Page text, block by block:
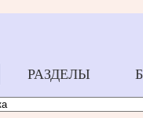
РАЗДЕЛЫ